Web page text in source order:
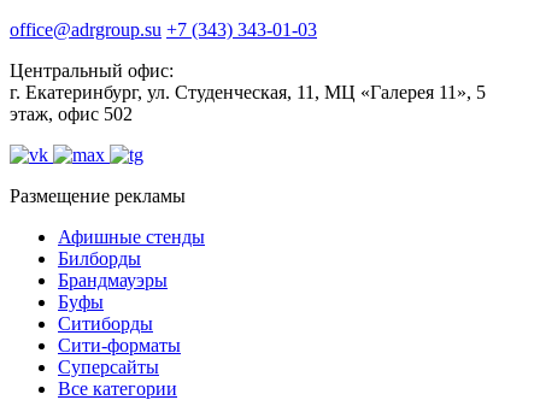
office@adrgroup.su +7 (343) 343-01-03
Центральный офис:
г. Екатеринбург, ул. Студенческая, 11, МЦ «Галерея 11», 5
этаж, офис 502
Размещение рекламы
Афишные стенды
Билборды
Брандмауэры
Буфы
Ситиборды
Сити-форматы
Суперсайты
Все категории